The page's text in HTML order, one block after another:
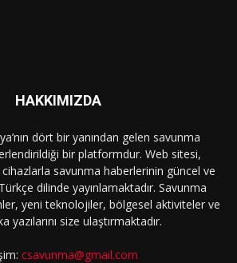
HAKKIMIZDA
dört bir yanından gelen savunma
bir platformdur. Web sitesi,
savunma haberlerinin güncel ve
dilinde yayınlamaktadır. Savunma
yeni teknolojiler, bölgesel aktiviteler ve
yazılarını size ulaştırmaktadır.
csavunma@gmail.com